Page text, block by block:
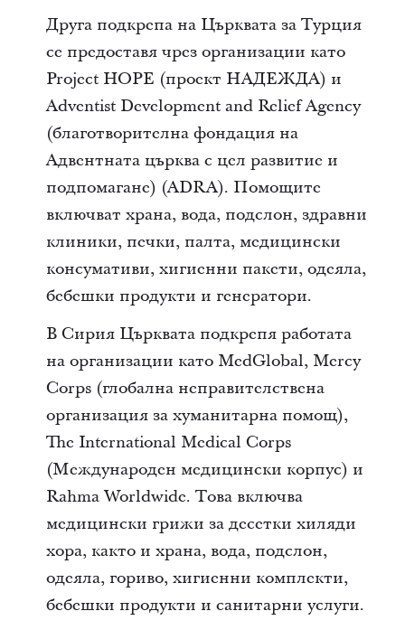
Друга подкрепа на Църквата за Турция
се предоставя чрез организации като
Project HOPE (проект НАДЕЖДА) и
Adventist Development and Relief Agency
(благотворителна фондация на
Адвентната църква с цел развитие и
подпомагане) (ADRA). Помощите
включват храна, вода, подслон, здравни
клиники, печки, палта, медицински
консумативи, хигиенни пакети, одеяла,
бебешки продукти и генератори.
В Сирия Църквата подкрепя работата
на организации като MedGlobal, Mercy
Corps (глобална неправителствена
организация за хуманитарна помощ),
The International Medical Corps
(Международен медицински корпус) и
Rahma Worldwide. Това включва
медицински грижи за десетки хиляди
хора, както и храна, вода, подслон,
одеяла, гориво, хигиенни комплекти,
бебешки продукти и санитарни услуги.